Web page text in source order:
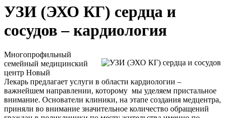
УЗИ (ЭХО КГ) сердца и
сосудов – кардиология
Многопрофильный
семейный медицинский
центр Новый
Лекарь предлагает услуги в области кардиологии –
важнейшем направлении, которому мы уделяем пристальное
внимание. Основатели клиники, на этапе создания медцентра,
приняли во внимание значительное количество обращений